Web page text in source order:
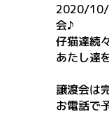
2020/10/
会♪
仔猫達続
あたし達
譲渡会は
お電話で